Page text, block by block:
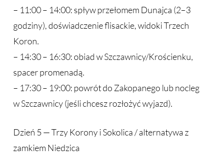
– 11:00 – 14:00: spływ przełomem Dunajca (2–3
godziny), doświadczenie flisackie, widoki Trzech
Koron.
– 14:30 – 16:30: obiad w Szczawnicy/Krościenku,
spacer promenadą.
– 17:30 – 19:00: powrót do Zakopanego lub nocleg
w Szczawnicy (jeśli chcesz rozłożyć wyjazd).
Dzień 5 — Trzy Korony i Sokolica / alternatywa z
zamkiem Niedzica